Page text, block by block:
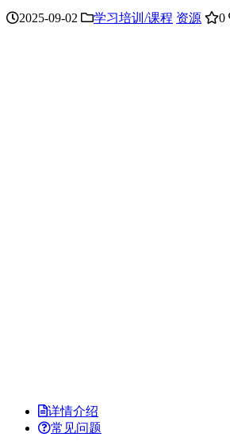
2025-09-02 学习培训/课程 资源 0
详情介绍
常见问题